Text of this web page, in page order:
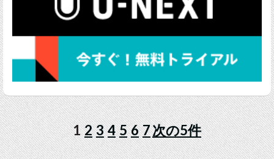
1 2 3 4 5 6 7次の5件